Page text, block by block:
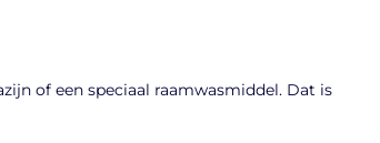
of een speciaal raamwasmiddel. Dat is